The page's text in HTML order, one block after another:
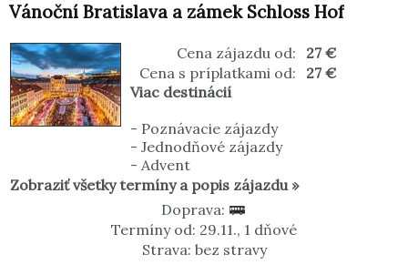
Vánoční Bratislava a zámek Schloss Hof
Cena zájazdu od:
27 €
Cena s príplatkami od:
27 €
Viac destinácií
- Poznávacie zájazdy
- Jednodňové zájazdy
- Advent
Zobraziť všetky termíny a popis zájazdu »
Doprava:
Termíny od: 29.11., 1 dňové
Strava: bez stravy